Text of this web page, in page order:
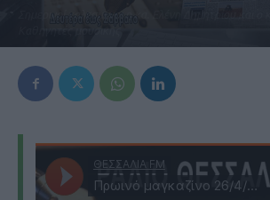
Σημερινοί καλεσμένοι η κα. Ελένη Δημητρίου και ο